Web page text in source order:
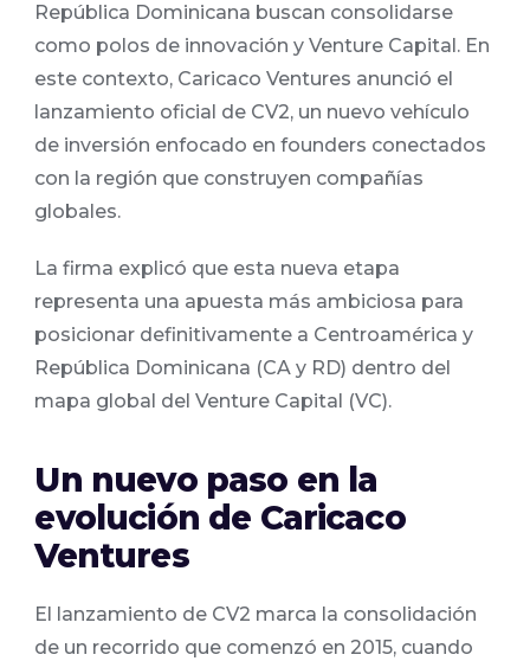
República Dominicana buscan consolidarse
como polos de innovación y Venture Capital. En
este contexto, Caricaco Ventures anunció el
lanzamiento oficial de CV2, un nuevo vehículo
de inversión enfocado en founders conectados
con la región que construyen compañías
globales.
La firma explicó que esta nueva etapa
representa una apuesta más ambiciosa para
posicionar definitivamente a Centroamérica y
República Dominicana (CA y RD) dentro del
mapa global del Venture Capital (VC).
Un nuevo paso en la
evolución de Caricaco
Ventures
El lanzamiento de CV2 marca la consolidación
de un recorrido que comenzó en 2015, cuando